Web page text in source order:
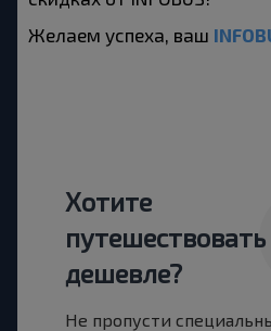
Желаем успеха, ваш
Хотите
путешествовать
дешевле?
Не пропусти